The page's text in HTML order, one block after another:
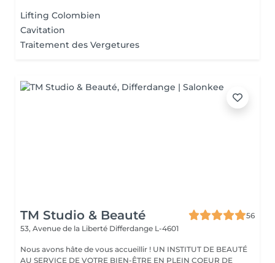
Lifting Colombien
Cavitation
Traitement des Vergetures
TM Studio & Beauté
56
53, Avenue de la Liberté Differdange L-4601
Nous avons hâte de vous accueillir ! UN INSTITUT DE BEAUTÉ
AU SERVICE DE VOTRE BIEN-ÊTRE EN PLEIN COEUR DE